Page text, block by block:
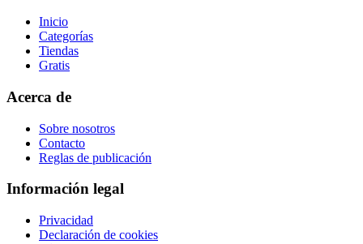
Inicio
Categorías
Tiendas
Gratis
Acerca de
Sobre nosotros
Contacto
Reglas de publicación
Información legal
Privacidad
Declaración de cookies